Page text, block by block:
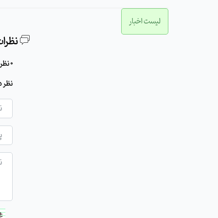
لیست اخبار
0 نظر برای این مطلب وجود دارد
نظر